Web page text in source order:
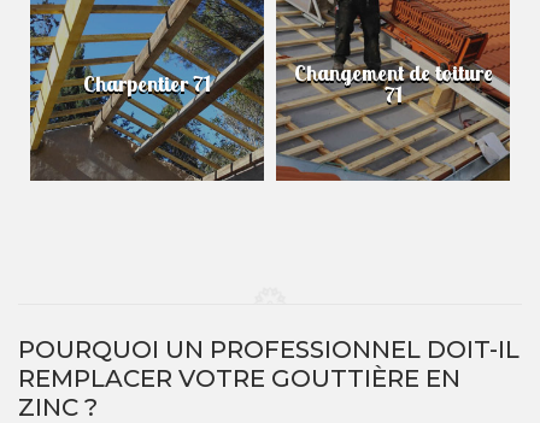
Charpentier 71 Changement de toiture
71
POURQUOI UN PROFESSIONNEL DOIT-IL
REMPLACER VOTRE GOUTTIÈRE EN
ZINC ?